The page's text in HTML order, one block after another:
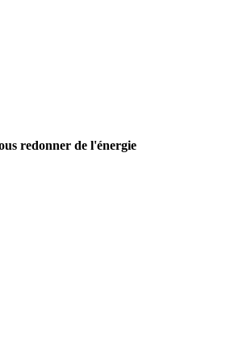
redonner de l'énergie